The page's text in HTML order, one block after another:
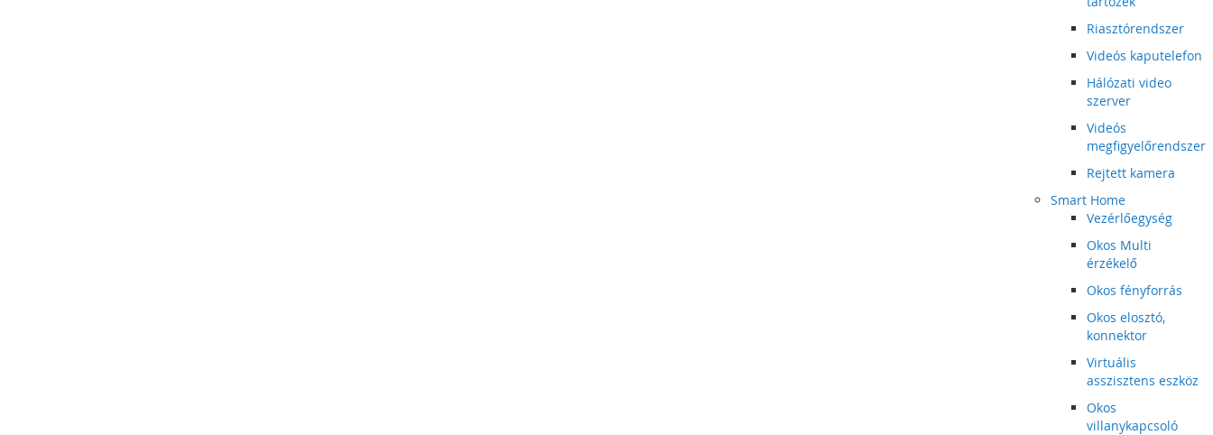
Riasztórendszer
Videós kaputelefon
Hálózati video
szerver
Videós
megfigyelőrendszer
Rejtett kamera
Smart Home
Vezérlőegység
Okos Multi
érzékelő
Okos fényforrás
Okos elosztó,
konnektor
Virtuális
asszisztens eszköz
Okos
villanykapcsoló